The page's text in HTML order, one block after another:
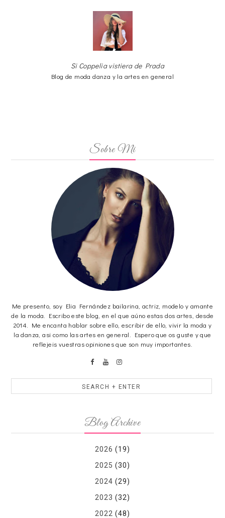
Si Coppelia vistiera de Prada
Blog de moda danza y la artes en general
Sobre Mi
Me presento, soy Elia Fernández bailarina, actriz, modelo y amante
de la moda. Escribo este blog, en el que aúno estas dos artes, desde
2014. Me encanta hablar sobre ello, escribir de ello, vivir la moda y
la danza, asi como las artes en general. Espero que os guste y que
reflejeis vuestras opiniones que son muy importantes.
Blog Archive
2026 (19)
2025 (30)
2024 (29)
2023 (32)
2022 (48)